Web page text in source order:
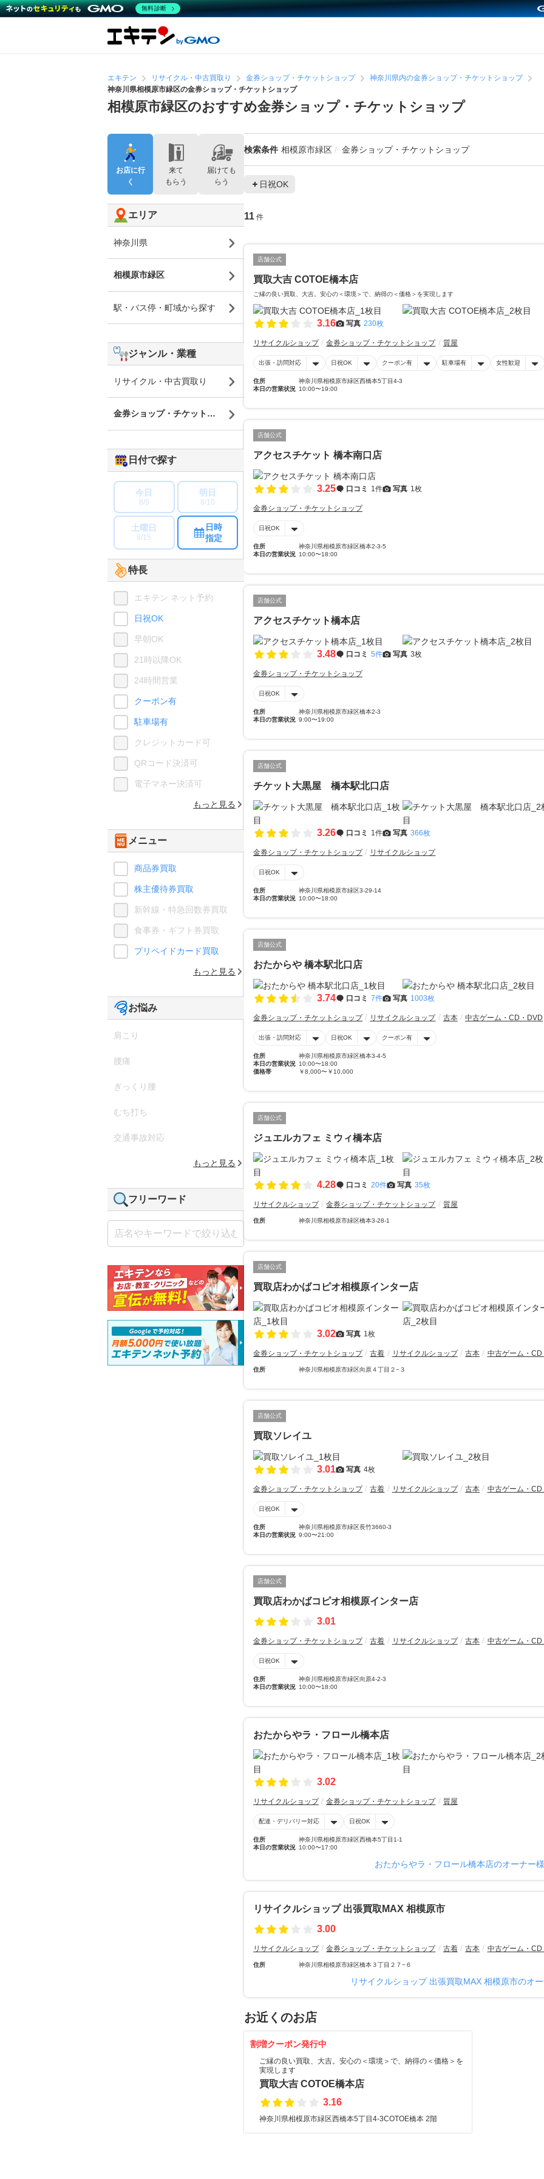
エキテン リサイクル・中古買取り 金券ショップ・チケットショップ
神奈川県内の金券ショップ・チケットショップ
神奈川県相模原市緑区の金券ショップ・チケットショップ
相模原市緑区のおすすめ金券ショップ・チケットショップ
検索条件 相模原市緑区 金券ショップ・チケットショップ
日祝OK
11 件
店舗公式
買取大吉 COTOE橋本店
ご縁の良い買取、大吉。安心の＜環境＞で、納得の＜価格＞を実現します
3.16 写真 230枚
リサイクルショップ 金券ショップ・チケットショップ 質屋
出張・訪問対応 日祝OK クーポン有 駐車場有 女性歓迎
住所
神奈川県相模原市緑区西橋本5丁目4-3
本日の営業状況 10:00〜19:00
店舗公式
アクセスチケット 橋本南口店
3.25 口コミ 1件 写真 1枚
金券ショップ・チケットショップ
日祝OK
住所
神奈川県相模原市緑区橋本2-3-5
本日の営業状況 10:00〜18:00
店舗公式
アクセスチケット橋本店
3.48 口コミ 5件 写真 3枚
金券ショップ・チケットショップ
日祝OK
住所
神奈川県相模原市緑区橋本2-3
本日の営業状況 9:00〜19:00
店舗公式
チケット大黒屋 橋本駅北口店
3.26 口コミ 1件 写真 366枚
金券ショップ・チケットショップ リサイクルショップ
日祝OK
住所
神奈川県相模原市緑区3-29-14
本日の営業状況 10:00〜18:00
店舗公式
おたからや 橋本駅北口店
3.74 口コミ 7件 写真 1003枚
金券ショップ・チケットショップ リサイクルショップ 古本 中古ゲーム・CD・DVD
出張・訪問対応 日祝OK クーポン有
住所
神奈川県相模原市緑区橋本3-4-5
本日の営業状況 10:00〜18:00
価格帯
￥8,000〜￥10,000
店舗公式
ジュエルカフェ ミウィ橋本店
4.28 口コミ 20件 写真 35枚
リサイクルショップ 金券ショップ・チケットショップ 質屋
住所 神奈川県相模原市緑区橋本3-28-1
店舗公式
買取店わかばコピオ相模原インター店
3.02 写真 1枚
金券ショップ・チケットショップ 古着 リサイクルショップ 古本 中古ゲーム・CD
住所 神奈川県相模原市緑区向原４丁目２−３
店舗公式
買取ソレイユ
3.01 写真 4枚
金券ショップ・チケットショップ 古着 リサイクルショップ 古本 中古ゲーム・CD
日祝OK
住所
神奈川県相模原市緑区長竹3660-3
本日の営業状況 9:00〜21:00
店舗公式
買取店わかばコピオ相模原インター店
3.01
金券ショップ・チケットショップ 古着 リサイクルショップ 古本 中古ゲーム・CD
日祝OK
住所
神奈川県相模原市緑区向原4-2-3
本日の営業状況 10:00〜18:00
おたからやラ・フロール橋本店
3.02
リサイクルショップ 金券ショップ・チケットショップ 質屋
配達・デリバリー対応 日祝OK
住所
神奈川県相模原市緑区西橋本5丁目1-1
本日の営業状況 10:00〜17:00
おたからやラ・フロール橋本店のオーナー
リサイクルショップ 出張買取MAX 相模原市
3.00
リサイクルショップ 金券ショップ・チケットショップ 古着 古本 中古ゲーム・CD
住所 神奈川県相模原市緑区橋本３丁目２７−６
リサイクルショップ 出張買取MAX 相模原市のオ
お近くのお店
割増クーポン発行中
ご縁の良い買取、大吉。安心の＜環境＞で、納得の＜価格＞を
実現します
買取大吉 COTOE橋本店
3.16
神奈川県相模原市緑区西橋本5丁目4-3COTOE橋本 2階
お店に行
く
来て
もらう
届けても
らう
エリア
神奈川県
相模原市緑区
駅・バス停・町域から探す
ジャンル・業種
リサイクル・中古買取り
金券ショップ・チケットショップ
日付で探す
今日
8/9
明日
8/10
土曜日
8/15
日時
指定
特長
エキテン ネット予約
日祝OK
早朝OK
21時以降OK
24時間営業
クーポン有
駐車場有
クレジットカード可
QRコード決済可
電子マネー決済可
もっと見る
メニュー
商品券買取
株主優待券買取
新幹線・特急回数券買取
食事券・ギフト券買取
プリペイドカード買取
もっと見る
お悩み
肩こり
腰痛
ぎっくり腰
むち打ち
交通事故対応
もっと見る
フリーワード
無料診断